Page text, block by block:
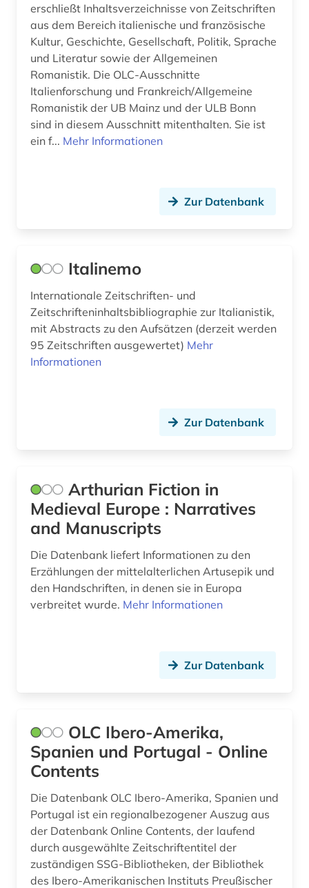
slavistik (1)
sozialarbeit (1)
sozialgeschichte (1)
sozialwissenschaften (9)
soziologie (1)
spanien (15)
sprachwissenschaften (2)
studien des 18. jahrhunderts (1)
subsaharisches afrika (1)
textkorpus (1)
textsammlung (1)
theaterwissenschaft (5)
theologie (1)
translationswissenschaft (1)
usa (1)
vega, lope de | schriftsteller; dramatiker;
verbundkatalog (1)
vogesen (1)
erschließt Inhaltsverzeichnisse von Zeitschriften
aus dem Bereich italienische und französische
Kultur, Geschichte, Gesellschaft, Politik, Sprache
und Literatur sowie der Allgemeinen
Romanistik. Die OLC-Ausschnitte
Italienforschung und Frankreich/Allgemeine
Romanistik der UB Mainz und der ULB Bonn
sind in diesem Ausschnitt mitenthalten. Sie ist
ein f... Mehr Informationen
Zur Datenbank
Italinemo
Internationale Zeitschriften- und
Zeitschrifteninhaltsbibliographie zur Italianistik,
mit Abstracts zu den Aufsätzen (derzeit werden
95 Zeitschriften ausgewertet) Mehr
Informationen
Zur Datenbank
Arthurian Fiction in
Medieval Europe : Narratives
and Manuscripts
Die Datenbank liefert Informationen zu den
Erzählungen der mittelalterlichen Artusepik und
den Handschriften, in denen sie in Europa
verbreitet wurde. Mehr Informationen
Zur Datenbank
OLC Ibero-Amerika,
Spanien und Portugal - Online
Contents
Die Datenbank OLC Ibero-Amerika, Spanien und
Portugal ist ein regionalbezogener Auszug aus
der Datenbank Online Contents, der laufend
durch ausgewählte Zeitschriftentitel der
zuständigen SSG-Bibliotheken, der Bibliothek
des Ibero-Amerikanischen Instituts Preußischer